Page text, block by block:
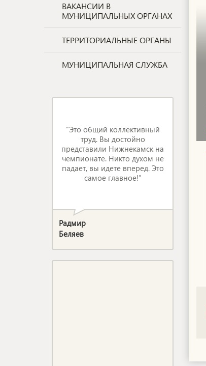
ВАКАНСИИ В
МУНИЦИПАЛЬНЫХ ОРГАНАХ
ТЕРРИТОРИАЛЬНЫЕ ОРГАНЫ
МУНИЦИПАЛЬНАЯ СЛУЖБА
“Это общий коллективный
труд. Вы достойно
представили Нижнекамск на
чемпионате. Никто духом не
падает, вы идете вперед. Это
самое главное!”
Радмир
Беляев